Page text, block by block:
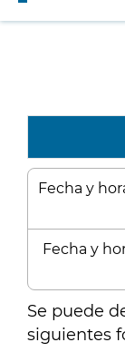
Fecha y
Fecha y
Se puede
siguientes